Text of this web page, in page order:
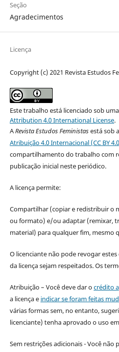
Seção
Agradecimentos
Licença
Copyright (c) 2021 Revista Estudos
Este trabalho está licenciado sob
Attribution 4.0 International License.
ARevista Estudos Feministasestá sob
Atribuição 4.0 Internacional (CC BY
compartilhamento do trabalho com
publicação inicial neste periódico.
A licença permite:
Compartilhar (copiar e redistribuir o
ou formato) e/ou adaptar (remixar,
material) para qualquer fim, mesmo
O licenciante não pode revogar
da licença sejam respeitados. Os
Atribuição – Você deve dar ocrédito
a licença e indicar se foram feitas
várias formas sem, no entanto,
licenciante) tenha aprovado o uso
Sem restrições adicionais - Você